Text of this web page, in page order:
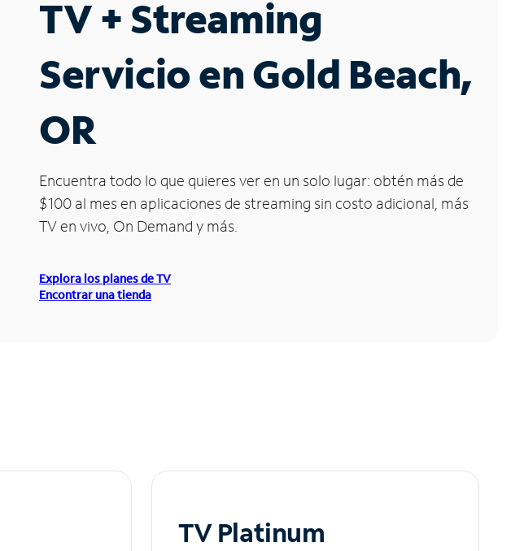
TV + Streaming
Servicio en Gold Beach,
OR
Encuentra todo lo que quieres ver en un solo lugar: obtén más de
$100 al mes en aplicaciones de streaming sin costo adicional, más
TV en vivo, On Demand y más.
Explora los planes de TV
Encontrar una tienda
TV Platinum